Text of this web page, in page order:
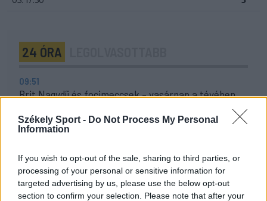
Székely Sport - Do Not Process My Personal
Information
If you wish to opt-out of the sale, sharing to third parties, or
processing of your personal or sensitive information for
targeted advertising by us, please use the below opt-out
section to confirm your selection. Please note that after your
24 ÓRA
09:51
Brit Nagydíj és focimeccsek – vasárnap a tévében
22:03
Szabó István: négy vereség után egyre nehezebb, de
20:52
A gól már összejött, az áttörés még nem az FK-nak
(videóval)